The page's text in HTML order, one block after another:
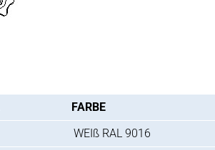
FARBE
WEIß RAL 9016